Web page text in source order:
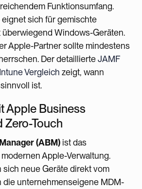
Funktionsumfang.
eignet sich für gemischte
überwiegend Windows-Geräten.
Apple-Partner sollte mindestens
Der detaillierteJAMF
Vergleich zeigt, wann
ist.
Apple Business
Zero-Touch
(ABM)ist das
Apple-Verwaltung.
sich neue Geräte direkt vom
die unternehmenseigene MDM-